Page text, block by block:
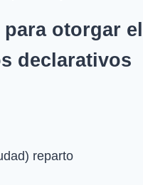
otorgar el
declarativos
reparto